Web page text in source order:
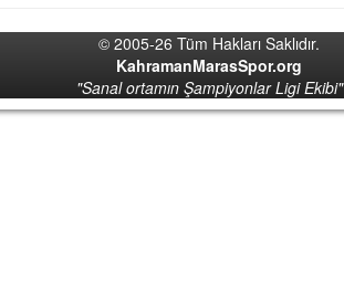
© 2005-26 Tüm Hakları Saklıdır.
KahramanMarasSpor.org
"Sanal ortamın Şampiyonlar Ligi Ekibi"